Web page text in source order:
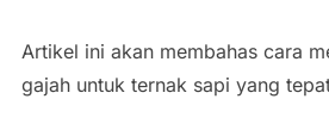
Artikel ini akan membahas cara
gajah untuk ternak sapi yang